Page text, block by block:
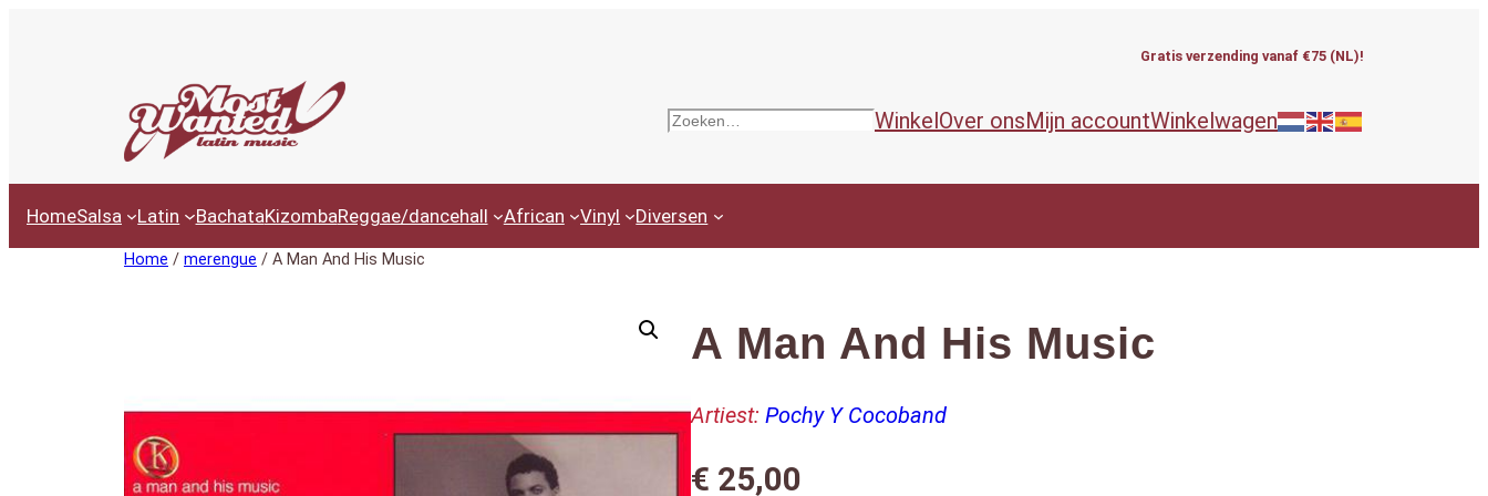
Gratis verzending vanaf €75 (NL)!
Zoeken WinkelOver onsMijn accountWinkelwagen
HomeSalsa Latin BachataKizombaReggae/dancehall African Vinyl Diversen
Home / merengue / A Man And His Music
A Man And His Music
Artiest: Pochy Y Cocoband
€ 25,00